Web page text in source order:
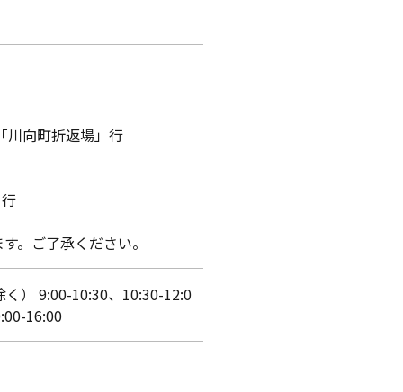
川向町折返場」行
。ご了承ください。
く） 9:00-10:30、10:30-12:0
16:00